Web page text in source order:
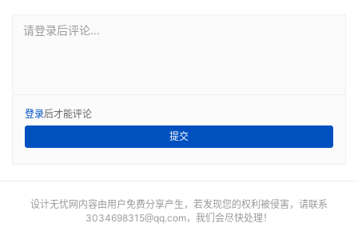
请登录后评论...
登录后才能评论
提交
设计无忧网内容由用户免费分享产生，若发现您的权利被侵害，请联系
3034698315@qq.com，我们会尽快处理！